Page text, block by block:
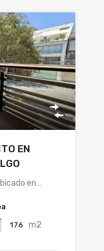
EN
en…
176 m2